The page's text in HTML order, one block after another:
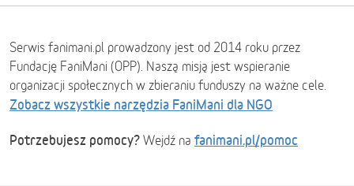
Serwis fanimani.pl prowadzony jest od 2014 roku przez
Fundację FaniMani (OPP). Naszą misją jest wspieranie
organizacji społecznych w zbieraniu funduszy na ważne cele.
Zobacz wszystkie narzędzia FaniMani dla NGO
Potrzebujesz pomocy? Wejdź na fanimani.pl/pomoc